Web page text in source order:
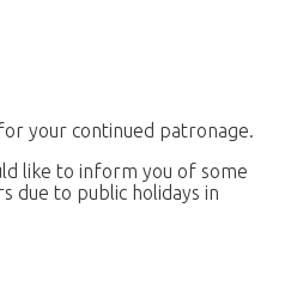
your continued patronage.
like to inform you of some
due to public holidays in